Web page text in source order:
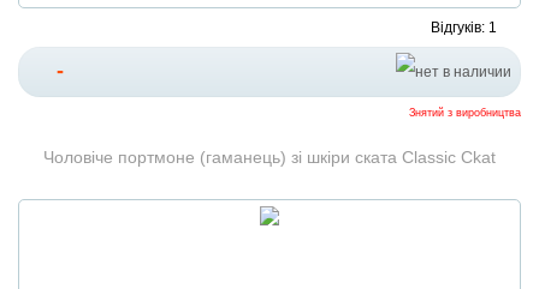
Відгуків: 1
-
Знятий з виробництва
Чоловіче портмоне (гаманець) зі шкіри ската Classic Ckat